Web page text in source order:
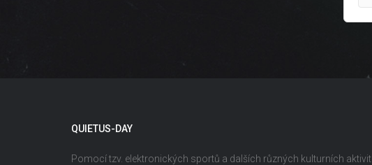
QUIETUS-DAY
Pomocí tzv. elektronických sportů a dalších různých kulturních aktivit